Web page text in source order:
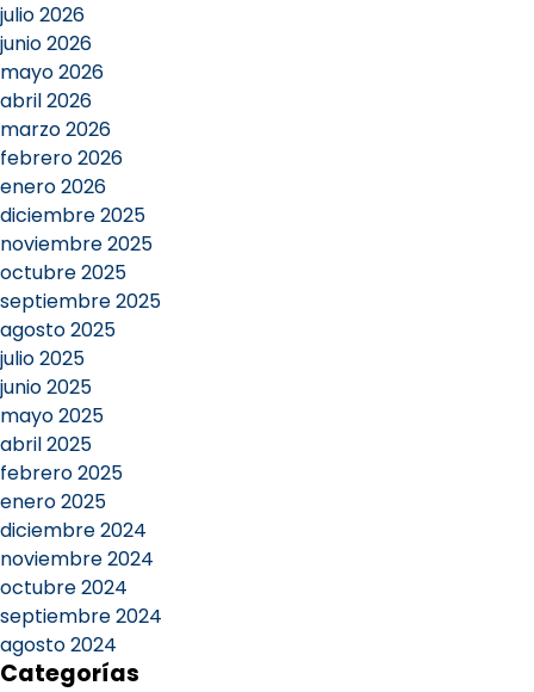
julio 2026
junio 2026
mayo 2026
abril 2026
marzo 2026
febrero 2026
enero 2026
diciembre 2025
noviembre 2025
octubre 2025
septiembre 2025
agosto 2025
julio 2025
junio 2025
mayo 2025
abril 2025
febrero 2025
enero 2025
diciembre 2024
noviembre 2024
octubre 2024
septiembre 2024
agosto 2024
Categorías